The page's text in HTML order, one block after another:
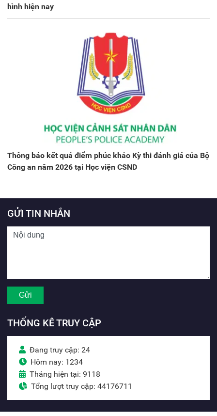
hình hiện nay
Thông báo kết quả điểm phúc khảo Kỳ thi đánh giá của Bộ
Công an năm 2026 tại Học viện CSND
GỬI TIN NHẮN
THỐNG KÊ TRUY CẬP
Đang truy cập: 24
Hôm nay: 1234
Tháng hiện tại: 9118
Tổng lượt truy cập: 44176711